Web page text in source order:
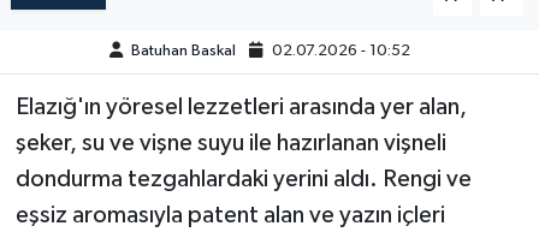
Batuhan Baskal 02.07.2026 - 10:52
Elazığ'ın yöresel lezzetleri arasında yer alan,
şeker, su ve vişne suyu ile hazırlanan vişneli
dondurma tezgahlardaki yerini aldı. Rengi ve
eşsiz aromasıyla patent alan ve yazın içleri
ÖZEL HABER
POLİTİKA
SİYASET